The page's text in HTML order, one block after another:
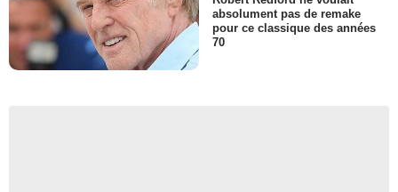
absolument pas de remake
pour ce classique des années
70